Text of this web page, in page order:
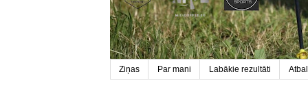
Ziņas Par mani Labākie rezultāti